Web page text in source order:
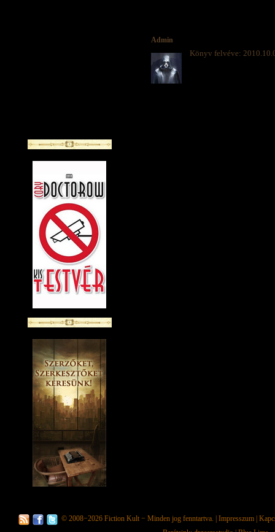
Admin
Könyv felvéve:
© 2008−2026 Fiction Kult − Minden jog fenntartva. | Impresszum